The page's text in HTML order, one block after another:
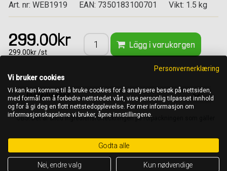
Art. nr: WEB1919 EAN: 7350183100701 Vikt: 1.5 kg
299.00kr
299.00kr /st
Lägg i varukorgen
Ingredienser
OBS! Det är alltid ingrediensförteckningen på förpackningen som gäller
Personvernerklæring
Vi bruker cookies
Vi kan kan komme til å bruke cookies for å analysere besøk på nettsiden,
med formål om å forbedre nettstedet vårt, vise personlig tilpasset innhold
og for å gi deg en flott nettstedopplevelse. For mer informasjon om
informasjonskapslene vi bruker, åpne innstillingene.
Godta alle
Nei, endre valg Kun nødvendige